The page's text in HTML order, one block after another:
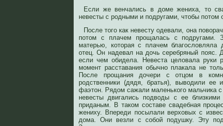
Если же венчались в доме жениха, то
невесты с родными и подругами, чтобы потом
После того как невесту одевали, она
потом с плачем прощалась с подругами.
матерью, которая с плачем
отец. Он надевал на дочь серебряный пояс.
если чем обидела. Невеста целовала
момент расставания обычно плакала не
После прощания дочери с отцом в
родственники (дядя, братья), выводили ее
фаэтон. Рядом сажали маленького мальчика
невесты двигались подводы с ее
приданым. В таком составе свадебная
жениху. Впереди посылали верховых с
дома. Они везли с собой подушку. Эту